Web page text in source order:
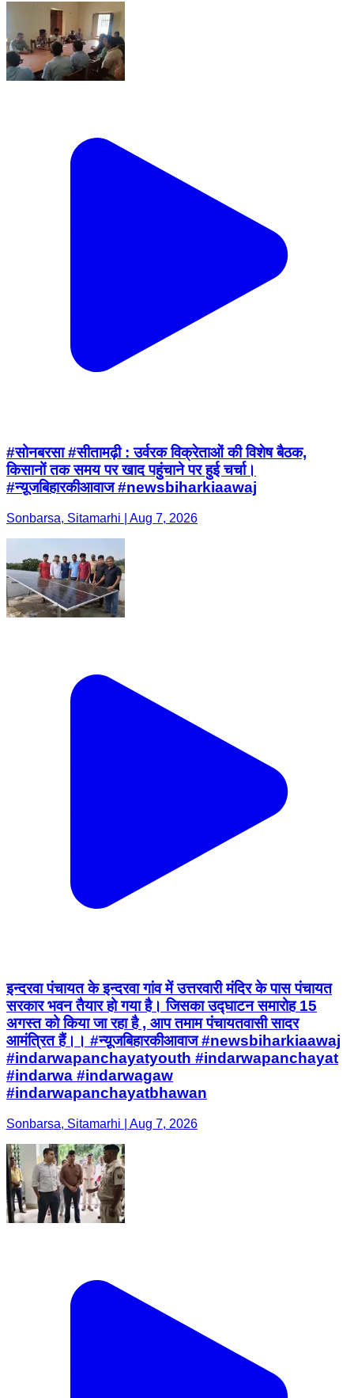
#सोनबरसा #सीतामढ़ी : उर्वरक विक्रेताओं की विशेष बैठक,
किसानों तक समय पर खाद पहुंचाने पर हुई चर्चा।
#न्यू़जबिहारकीआवाज #newsbiharkiaawaj
Sonbarsa, Sitamarhi | Aug 7, 2026
इन्दरवा पंचायत के इन्दरवा गांव में उत्तरवारी मंदिर के पास पंचायत
सरकार भवन तैयार हो गया है। जिसका उद्घाटन समारोह 15
अगस्त को किया जा रहा है , आप तमाम पंचायतवासी सादर
आमंत्रित हैं।। #न्यू़जबिहारकीआवाज #newsbiharkiaawaj
#indarwapanchayatyouth #indarwapanchayat
#indarwa #indarwagaw
#indarwapanchayatbhawan
Sonbarsa, Sitamarhi | Aug 7, 2026